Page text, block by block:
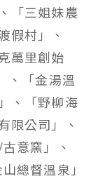
「三姐妹農
假村」、
萬里創始
、「金湯溫
、「野柳海
限公司」、
意窯」、
總督溫泉」